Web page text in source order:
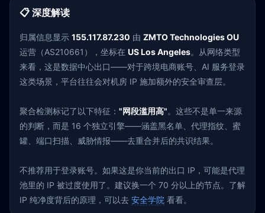
📋 深度解读
归属信息显示 155.117.87.230 由 ZMTO Technologies OU
运营（AS210661），坐标在 US Los Angeles。从网络类型
来看，这是数据中心出口——对于跨境电商账号、AI 服务登录
这类场景，平台往往会对机房 IP 施加额外的安全审查层。
聚合检测标记了以下特征： "网段滥用高"。这些不是单一来源
的判断，而是 16 个独立引擎——涵盖黑名单、代理指纹、蜜
罐、端口扫描、威胁情报——去重合并后的共识结果。
不推荐用于登录账号。如果这是你当前的出口 IP，可能是代理
池里的 IP 被过度使用了。建议换一个 70 分以上的节点。了解
IP 纯净度背后的原理，可以去 安全学院 看看。